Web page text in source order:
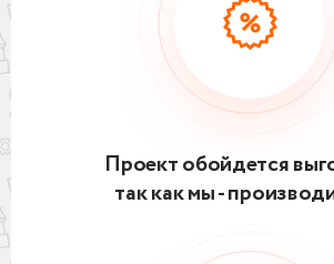
Проект обойдется
так как мы -